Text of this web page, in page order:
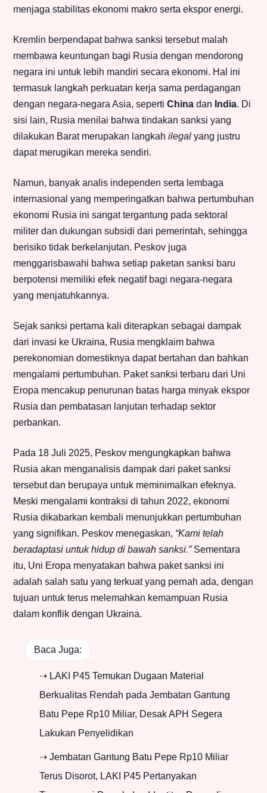
menjaga stabilitas ekonomi makro serta ekspor energi.
Kremlin berpendapat bahwa sanksi tersebut malah
membawa keuntungan bagi Rusia dengan mendorong
negara ini untuk lebih mandiri secara ekonomi. Hal ini
termasuk langkah perkuatan kerja sama perdagangan
dengan negara-negara Asia, seperti China dan India. Di
sisi lain, Rusia menilai bahwa tindakan sanksi yang
dilakukan Barat merupakan langkah ilegal yang justru
dapat merugikan mereka sendiri.
Namun, banyak analis independen serta lembaga
internasional yang memperingatkan bahwa pertumbuhan
ekonomi Rusia ini sangat tergantung pada sektoral
militer dan dukungan subsidi dari pemerintah, sehingga
berisiko tidak berkelanjutan. Peskov juga
menggarisbawahi bahwa setiap paketan sanksi baru
berpotensi memiliki efek negatif bagi negara-negara
yang menjatuhkannya.
Sejak sanksi pertama kali diterapkan sebagai dampak
dari invasi ke Ukraina, Rusia mengklaim bahwa
perekonomian domestiknya dapat bertahan dan bahkan
mengalami pertumbuhan. Paket sanksi terbaru dari Uni
Eropa mencakup penurunan batas harga minyak ekspor
Rusia dan pembatasan lanjutan terhadap sektor
perbankan.
Pada 18 Juli 2025, Peskov mengungkapkan bahwa
Rusia akan menganalisis dampak dari paket sanksi
tersebut dan berupaya untuk meminimalkan efeknya.
Meski mengalami kontraksi di tahun 2022, ekonomi
Rusia dikabarkan kembali menunjukkan pertumbuhan
yang signifikan. Peskov menegaskan, “Kami telah
beradaptasi untuk hidup di bawah sanksi.”Sementara
itu, Uni Eropa menyatakan bahwa paket sanksi ini
adalah salah satu yang terkuat yang pernah ada, dengan
tujuan untuk terus melemahkan kemampuan Rusia
dalam konflik dengan Ukraina.
Baca Juga:
➝ LAKI P45 Temukan Dugaan Material
Berkualitas Rendah pada Jembatan Gantung
Batu Pepe Rp10 Miliar, Desak APH Segera
Lakukan Penyelidikan
➝ Jembatan Gantung Batu Pepe Rp10 Miliar
Terus Disorot, LAKI P45 Pertanyakan